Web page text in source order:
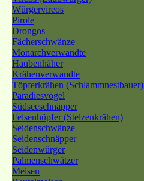
Würgervireos
Pirole
Drongos
Fächerschwänze
Monarchverwandte
Haubenhäher
Krähenverwandte
Töpferkrähen (Schlammnestbauer)
Paradiesvögel
Südseeschnäpper
Felsenhüpfer (Stelzenkrähen)
Seidenschwänze
Seidenschnäpper
Seidenwürger
Palmenschwätzer
Meisen